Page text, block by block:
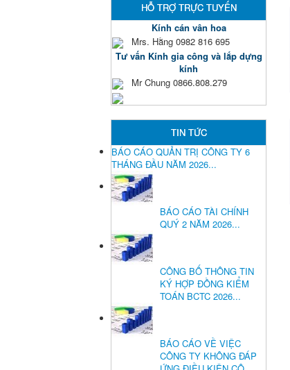
HỖ TRỢ TRỰC TUYẾN
Kính cán vân hoa
Mrs. Hằng 0982 816 695
Tư vấn Kính gia công và lắp dựng
kính
Mr Chung 0866.808.279
TIN TỨC
BÁO CÁO QUẢN TRỊ CÔNG TY 6
THÁNG ĐẦU NĂM 2026...
BÁO CÁO TÀI CHÍNH
QUÝ 2 NĂM 2026...
CÔNG BỐ THÔNG TIN
KÝ HỢP ĐỒNG KIỂM
TOÁN BCTC 2026...
BÁO CÁO VỀ VIỆC
CÔNG TY KHÔNG ĐÁP